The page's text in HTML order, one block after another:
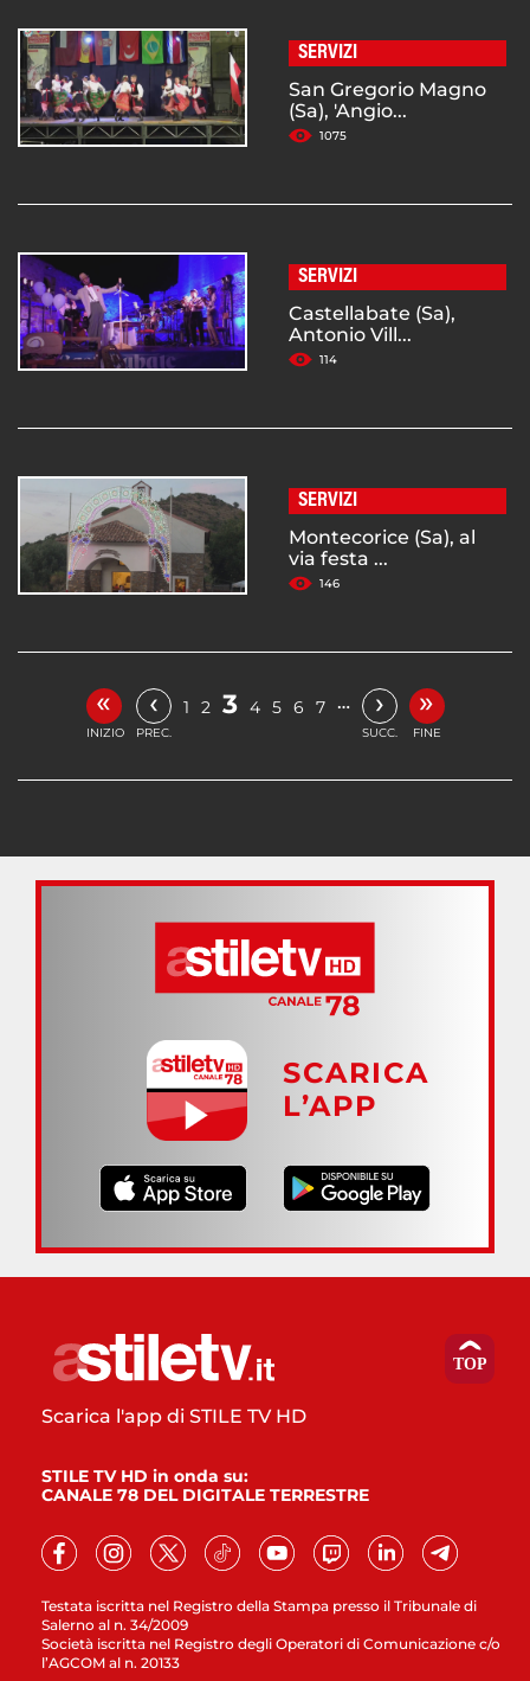
SERVIZI
San Gregorio Magno
(Sa), 'Angio...
1075
SERVIZI
Castellabate (Sa),
Antonio Vill...
114
SERVIZI
Montecorice (Sa), al
via festa ...
146
«
INIZIO
‹
PREC.
1 2 3 4 5 6 7 … ›
SUCC.
»
FINE
SCARICA
L’APP
Testata iscritta nel Registro della Stampa presso il Tribunale di
Salerno al n. 34/2009
Società iscritta nel Registro degli Operatori di Comunicazione c/o
l’AGCOM al n. 20133
Scarica l'app di STILE TV HD
STILE TV HD in onda su:
CANALE 78 DEL DIGITALE TERRESTRE